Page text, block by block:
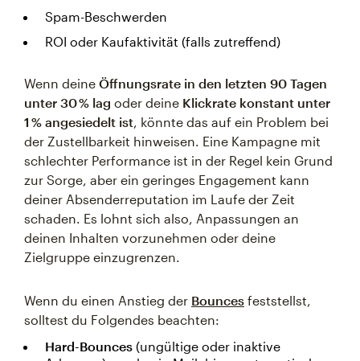
Spam-Beschwerden
ROI oder Kaufaktivität (falls zutreffend)
Wenn deine Öffnungsrate in den letzten 90 Tagen
unter 30 % lag oder deine Klickrate konstant unter
1 % angesiedelt ist, könnte das auf ein Problem bei
der Zustellbarkeit hinweisen. Eine Kampagne mit
schlechter Performance ist in der Regel kein Grund
zur Sorge, aber ein geringes Engagement kann
deiner Absenderreputation im Laufe der Zeit
schaden. Es lohnt sich also, Anpassungen an
deinen Inhalten vorzunehmen oder deine
Zielgruppe einzugrenzen.
Wenn du einen Anstieg der Bounces feststellst,
solltest du Folgendes beachten:
Hard-Bounces (ungültige oder inaktive